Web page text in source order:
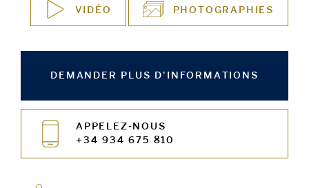
VIDÉO PHOTOGRAPHIES
DEMANDER PLUS D'INFORMATIONS
APPELEZ-NOUS
+34 934 675 810